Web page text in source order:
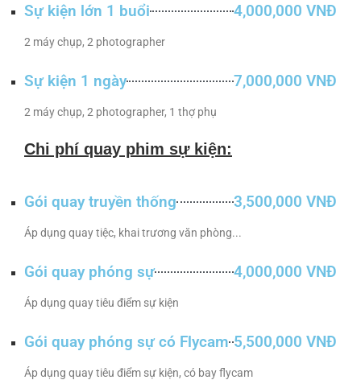
Sự kiện lớn 1 buổi 4,000,000 VNĐ
2 máy chụp, 2 photographer
Sự kiện 1 ngày 7,000,000 VNĐ
2 máy chụp, 2 photographer, 1 thợ phụ
Chi phí quay phim sự kiện:
Gói quay truyền thống 3,500,000 VNĐ
Áp dụng quay tiệc, khai trương văn phòng...
Gói quay phóng sự 4,000,000 VNĐ
Áp dụng quay tiêu điểm sự kiện
Gói quay phóng sự có Flycam 5,500,000 VNĐ
Áp dụng quay tiêu điểm sự kiện, có bay flycam